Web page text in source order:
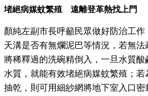
堵絕病媒蚊繁殖 遠離登革熱找上門
顏純左副市長呼籲民眾做好防治工作
天溝是否有無爛泥巴等情況，若無
將稀釋過的洗碗精倒入，一旦水質
水質，就能有效堵絕病媒蚊繁殖；
抽乾，則可用細紗網將地下室入口密